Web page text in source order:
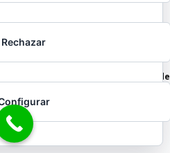
-
Vídeo de
Rechazar